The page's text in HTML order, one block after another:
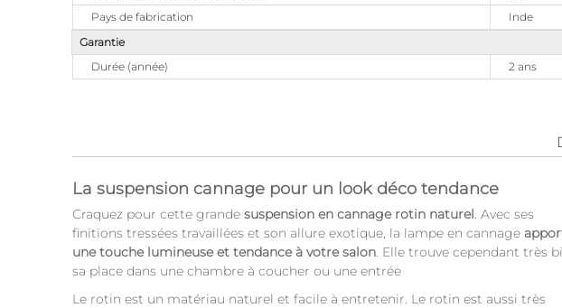
Pays de fabrication
Inde
Garantie
Durée (année)
2 ans
La suspension cannage pour un look déco tendance
Craquez pour cette grande suspension en cannage rotin naturel . Avec ses
finitions tressées travaillées et son allure exotique, la lampe en cannage
une touche lumineuse et tendance à votre salon . Elle trouve cependant très
sa place dans une chambre à coucher ou une entrée
Le rotin est un matériau naturel et facile à entretenir. Le rotin est aussi très